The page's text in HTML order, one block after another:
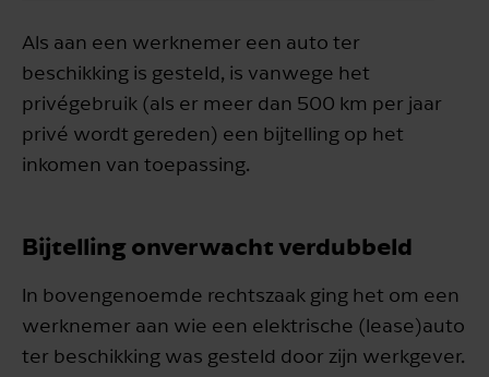
Als aan een werknemer een auto ter
beschikking is gesteld, is vanwege het
privégebruik (als er meer dan 500 km per jaar
privé wordt gereden) een bijtelling op het
inkomen van toepassing.
Bijtelling onverwacht verdubbeld
In bovengenoemde rechtszaak ging het om een
werknemer aan wie een elektrische (lease)auto
ter beschikking was gesteld door zijn werkgever.